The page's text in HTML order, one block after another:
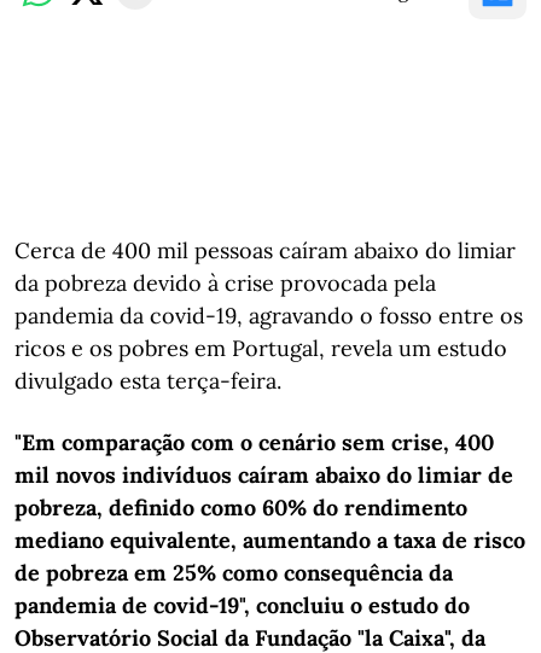
Cerca de 400 mil pessoas caíram abaixo do limiar
da pobreza devido à crise provocada pela
pandemia da covid-19, agravando o fosso entre os
ricos e os pobres em Portugal, revela um estudo
divulgado esta terça-feira.
"Em comparação com o cenário sem crise, 400
mil novos indivíduos caíram abaixo do limiar de
pobreza, definido como 60% do rendimento
mediano equivalente, aumentando a taxa de risco
de pobreza em 25% como consequência da
pandemia de covid-19", concluiu o estudo do
Observatório Social da Fundação "la Caixa", da